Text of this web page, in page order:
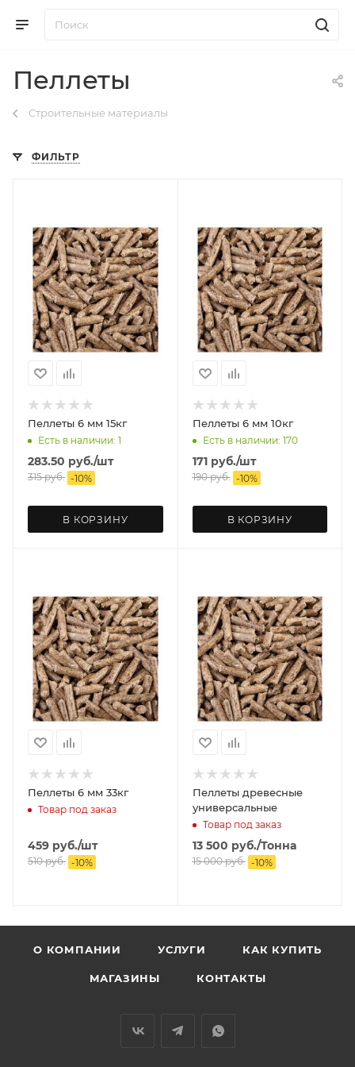
Пеллеты
Строительные материалы
ФИЛЬТР
Пеллеты 6 мм 15кг
Есть в наличии: 1
283.50 руб./шт
315руб. -10%
В КОРЗИНУ
Пеллеты 6 мм 10кг
Есть в наличии: 170
171руб./шт
190руб. -10%
В КОРЗИНУ
Пеллеты 6 мм 33кг
Товар под заказ
459 руб./шт
510руб. -10%
Пеллеты древесные
универсальные
Товар под заказ
13 500 руб./Тонна
15 000руб. -10%
О КОМПАНИИ УСЛУГИ КАК КУПИТЬ
МАГАЗИНЫ КОНТАКТЫ